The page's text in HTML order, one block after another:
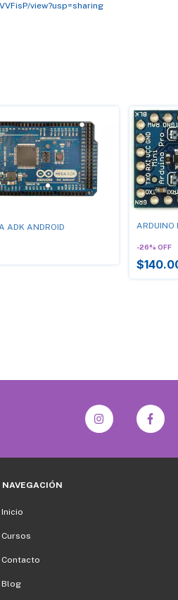
view?usp=sharing
ADK ANDROID ARDUINO
-26% OFF
NAVEGACIÓN
Inicio
Cursos
Contacto
Blog